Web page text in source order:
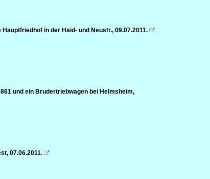
in der Haid- und Neustr., 09.07.2011. 
und ein Brudertriebwagen bei Helmsheim,
07.06.2011. 